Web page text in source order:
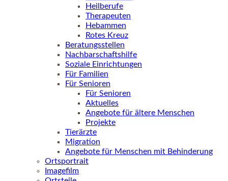
Heilberufe
Therapeuten
Hebammen
Rotes Kreuz
Beratungsstellen
Nachbarschaftshilfe
Soziale Einrichtungen
Für Familien
Für Senioren
Für Senioren
Aktuelles
Angebote für ältere Menschen
Projekte
Tierärzte
Migration
Angebote für Menschen mit Behinderung
Ortsportrait
Imagefilm